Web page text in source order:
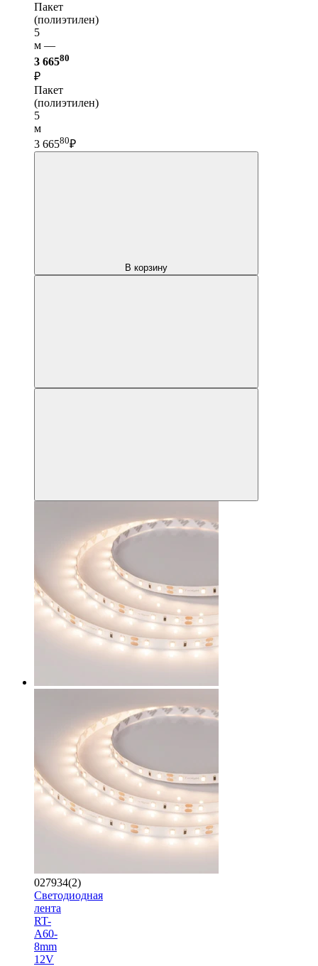
Пакет
(полиэтилен)
5
м —
3 66580
₽
Пакет
(полиэтилен)
5
м
3 66580₽
В корзину
027934(2)
Светодиодная
лента
RT-
A60-
8mm
12V